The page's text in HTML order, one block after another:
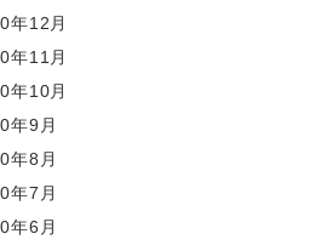
年12月
年11月
年10月
年9月
年8月
年7月
年6月